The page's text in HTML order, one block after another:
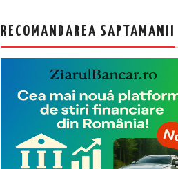
RECOMANDAREA SAPTAMANII